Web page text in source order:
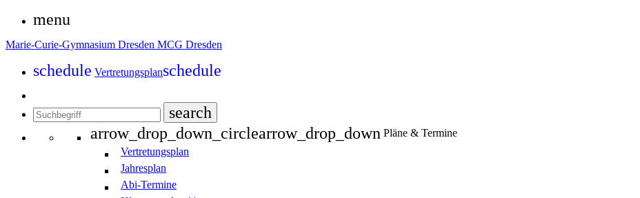
menu
Marie-Curie-Gymnasium Dresden MCG Dresden
schedule Vertretungsplanschedule
search
arrow_drop_down_circlearrow_drop_down Pläne & Termine
Vertretungsplan
Jahresplan
Abi-Termine